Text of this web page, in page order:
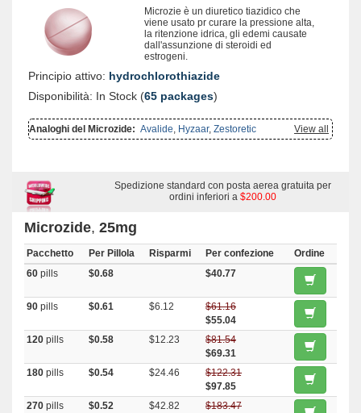
Microzie è un diuretico tiazidico che
viene usato pr curare la pressione alta,
la ritenzione idrica, gli edemi causate
dall'assunzione di steroidi ed
estrogeni.
Principio attivo: hydrochlorothiazide
Disponibilità: In Stock (65 packages)
View all
Analoghi del Microzide: Avalide, Hyzaar, Zestoretic
Spedizione standard con posta aerea gratuita per
ordini inferiori a $200.00
Microzide, 25mg
Pacchetto Per Pillola Risparmi Per confezione
Ordine
60 pills $0.68 $40.77
90 pills $0.61 $6.12
$61.16
$55.04
120 pills $0.58 $12.23
$81.54
$69.31
180 pills $0.54 $24.46
$122.31
$97.85
270 pills $0.52 $42.82
$183.47